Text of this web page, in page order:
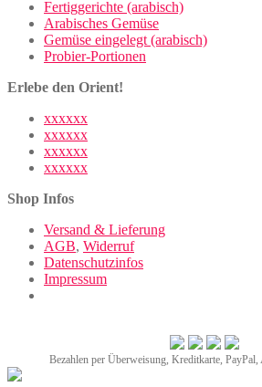
Fertiggerichte (arabisch)
Arabisches Gemüse
Gemüse eingelegt (arabisch)
Probier-Portionen
Erlebe den Orient!
xxxxxx
xxxxxx
xxxxxx
xxxxxx
Shop Infos
Versand & Lieferung
AGB, Widerruf
Datenschutzinfos
Impressum